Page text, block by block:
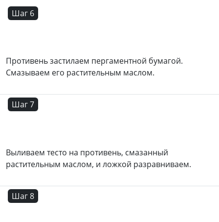
Шаг 6
Противень застилаем пергаментной бумагой.
Смазываем его растительным маслом.
Шаг 7
Выливаем тесто на противень, смазанный
растительным маслом, и ложкой разравниваем.
Шаг 8